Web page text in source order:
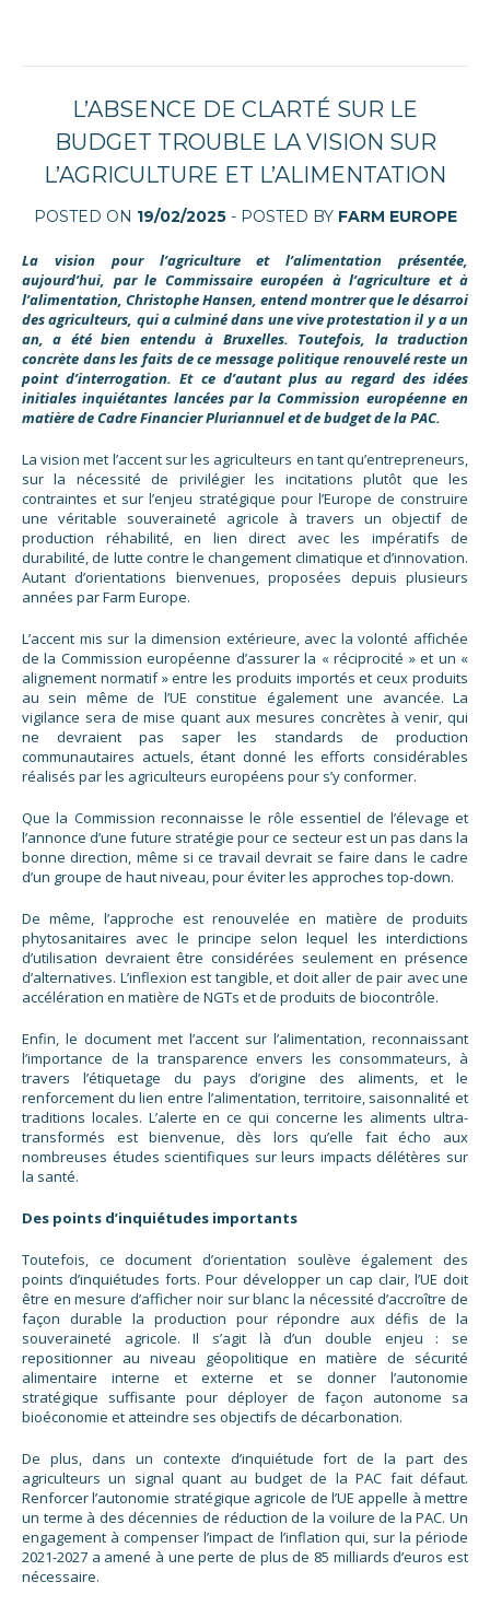
L’ABSENCE DE CLARTÉ SUR LE
BUDGET TROUBLE LA VISION SUR
L’AGRICULTURE ET L’ALIMENTATION
POSTED ON 19/02/2025- POSTED BY FARM EUROPE
La vision pour l’agriculture et l’alimentation présentée,
aujourd’hui, par le Commissaire européen à l’agriculture et à
l’alimentation, Christophe Hansen, entend montrer que le désarroi
des agriculteurs, qui a culminé dans une vive protestation il y a un
an, a été bien entendu à Bruxelles. Toutefois, la traduction
concrète dans les faits de ce message politique renouvelé reste un
point d’interrogation. Et ce d’autant plus au regard des idées
initiales inquiétantes lancées par la Commission européenne en
matière de Cadre Financier Pluriannuel et de budget de la PAC.
La vision met l’accent sur les agriculteurs en tant qu’entrepreneurs,
sur la nécessité de privilégier les incitations plutôt que les
contraintes et sur l’enjeu stratégique pour l’Europe de construire
une véritable souveraineté agricole à travers un objectif de
production réhabilité, en lien direct avec les impératifs de
durabilité, de lutte contre le changement climatique et d’innovation.
Autant d’orientations bienvenues, proposées depuis plusieurs
années par Farm Europe.
L’accent mis sur la dimension extérieure, avec la volonté affichée
de la Commission européenne d’assurer la « réciprocité » et un «
alignement normatif » entre les produits importés et ceux produits
au sein même de l’UE constitue également une avancée. La
vigilance sera de mise quant aux mesures concrètes à venir, qui
ne devraient pas saper les standards de production
communautaires actuels, étant donné les efforts considérables
réalisés par les agriculteurs européens pour s’y conformer.
Que la Commission reconnaisse le rôle essentiel de l’élevage et
l’annonce d’une future stratégie pour ce secteur est un pas dans la
bonne direction, même si ce travail devrait se faire dans le cadre
d’un groupe de haut niveau, pour éviter les approches top-down.
De même, l’approche est renouvelée en matière de produits
phytosanitaires avec le principe selon lequel les interdictions
d’utilisation devraient être considérées seulement en présence
d’alternatives. L’inflexion est tangible, et doit aller de pair avec une
accélération en matière de NGTs et de produits de biocontrôle.
Enfin, le document met l’accent sur l’alimentation, reconnaissant
l’importance de la transparence envers les consommateurs, à
travers l’étiquetage du pays d’origine des aliments, et le
renforcement du lien entre l’alimentation, territoire, saisonnalité et
traditions locales. L’alerte en ce qui concerne les aliments ultra-
transformés est bienvenue, dès lors qu’elle fait écho aux
nombreuses études scientifiques sur leurs impacts délétères sur
la santé.
Des points d’inquiétudes importants
Toutefois, ce document d’orientation soulève également des
points d’inquiétudes forts. Pour développer un cap clair, l’UE doit
être en mesure d’afficher noir sur blanc la nécessité d’accroître de
façon durable la production pour répondre aux défis de la
souveraineté agricole. Il s’agit là d’un double enjeu : se
repositionner au niveau géopolitique en matière de sécurité
alimentaire interne et externe et se donner l’autonomie
stratégique suffisante pour déployer de façon autonome sa
bioéconomie et atteindre ses objectifs de décarbonation.
De plus, dans un contexte d’inquiétude fort de la part des
agriculteurs un signal quant au budget de la PAC fait défaut.
Renforcer l’autonomie stratégique agricole de l’UE appelle à mettre
un terme à des décennies de réduction de la voilure de la PAC. Un
engagement à compenser l’impact de l’inflation qui, sur la période
2021-2027 a amené à une perte de plus de 85 milliards d’euros est
nécessaire.